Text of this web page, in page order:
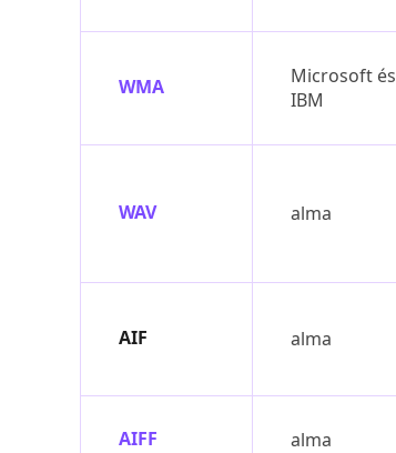
WMA
Microsoft és
IBM
WAV alma
AIF alma
AIFF alma